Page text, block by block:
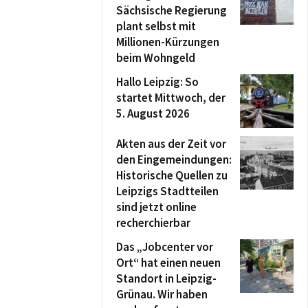
Sächsische Regierung
plant selbst mit
Millionen-Kürzungen
beim Wohngeld
Hallo Leipzig: So
startet Mittwoch, der
5. August 2026
Akten aus der Zeit vor
den Eingemeindungen:
Historische Quellen zu
Leipzigs Stadtteilen
sind jetzt online
recherchierbar
Das „Jobcenter vor
Ort“ hat einen neuen
Standort in Leipzig-
Grünau. Wir haben